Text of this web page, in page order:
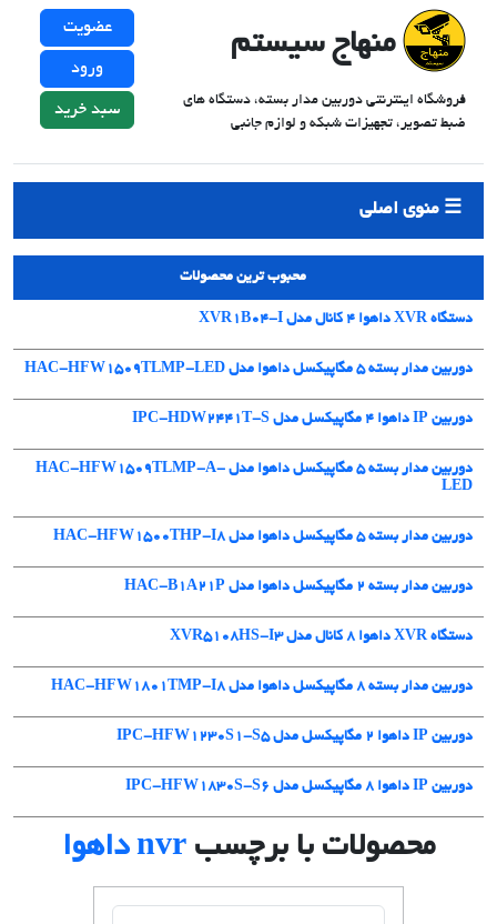
منهاج سیستم
عضویت
ورود
سبد خرید
فروشگاه اینترنتی دوربین مدار بسته، دستگاه های
ضبط تصویر، تجهیزات شبکه و لوازم جانبی
منوی اصلی
محبوب ترین محصولات
دستگاه XVR داهوا 4 کانال مدل XVR1B04-I
دوربین مدار بسته 5 مگاپیکسل داهوا مدل HAC-HFW1509TLMP-LED
دوربین IP داهوا 4 مگاپیکسل مدل IPC-HDW2441T-S
دوربین مدار بسته 5 مگاپیکسل داهوا مدل HAC-HFW1509TLMP-A-
LED
دوربین مدار بسته 5 مگاپیکسل داهوا مدل HAC-HFW1500THP-I8
دوربین مدار بسته ۲ مگاپیکسل داهوا مدل HAC-B1A21P
دستگاه XVR داهوا 8 کانال مدل XVR5108HS-I3
دوربین مدار بسته 8 مگاپیکسل داهوا مدل HAC-HFW1801TMP-I8
دوربین IP داهوا 2 مگاپیکسل مدل IPC-HFW1230S1-S5
دوربین IP داهوا 8 مگاپیکسل مدل IPC-HFW1830S-S6
محصولات با برچسب nvr داهوا